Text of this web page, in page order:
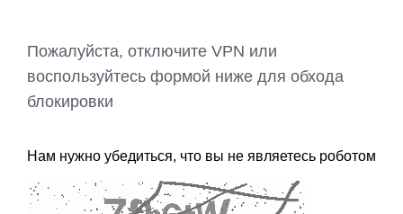
Пожалуйста, отключите VPN или
воспользуйтесь формой ниже для обхода
блокировки
Нам нужно убедиться, что вы не являетесь роботом